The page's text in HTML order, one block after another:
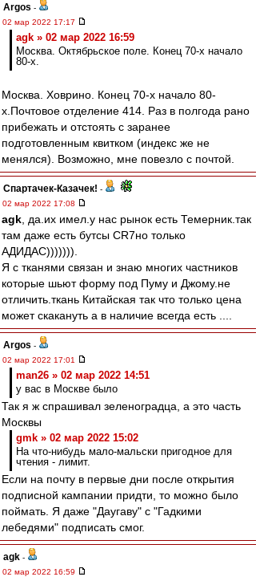
Argos -
02 мар 2022 17:17
agk » 02 мар 2022 16:59
Москва. Октябрьское поле. Конец 70-х начало
80-х.
Москва. Ховрино. Конец 70-х начало 80-
х.Почтовое отделение 414. Раз в полгода рано
прибежать и отстоять с заранее
подготовленным квитком (индекс же не
менялся). Возможно, мне повезло с почтой.
Спартачек-Казачек! -
02 мар 2022 17:08
agk , да.их имел.у нас рынок есть Темерник.так
там даже есть бутсы CR7но только
АДИДАС))))))).
Я с тканями связан и знаю многих частников
которые шьют форму под Пуму и Джому.не
отличить.ткань Китайская так что только цена
может скакануть а в наличие всегда есть ....
Argos -
02 мар 2022 17:01
man26 » 02 мар 2022 14:51
у вас в Москве было
Так я ж спрашивал зеленоградца, а это часть
Москвы
gmk » 02 мар 2022 15:02
На что-нибудь мало-мальски пригодное для
чтения - лимит.
Если на почту в первые дни после открытия
подписной кампании придти, то можно было
поймать. Я даже "Даугаву" с "Гадкими
лебедями" подписать смог.
agk -
02 мар 2022 16:59